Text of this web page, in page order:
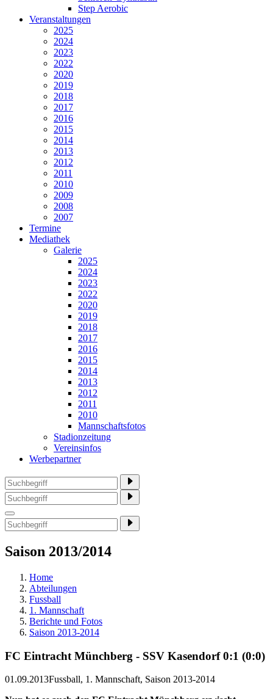
Step Aerobic
Veranstaltungen
2025
2024
2023
2022
2020
2019
2018
2017
2016
2015
2014
2013
2012
2011
2010
2009
2008
2007
Termine
Mediathek
Galerie
2025
2024
2023
2022
2020
2019
2018
2017
2016
2015
2014
2013
2012
2011
2010
Mannschaftsfotos
Stadionzeitung
Vereinsinfos
Werbepartner
Saison 2013/2014
Home
Abteilungen
Fussball
1. Mannschaft
Berichte und Fotos
Saison 2013-2014
FC Eintracht Münchberg - SSV Kasendorf 0:1 (0:0)
01.09.2013Fussball, 1. Mannschaft, Saison 2013-2014